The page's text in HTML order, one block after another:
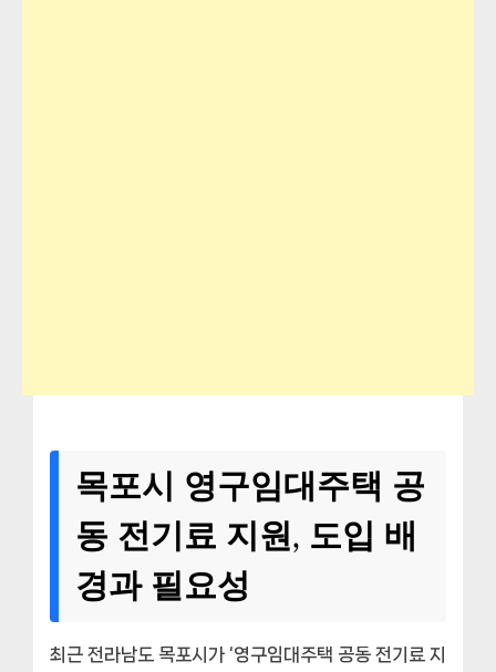
목포시 영구임대주택 공
동 전기료 지원, 도입 배
경과 필요성
최근 전라남도 목포시가 ‘영구임대주택 공동 전기료 지